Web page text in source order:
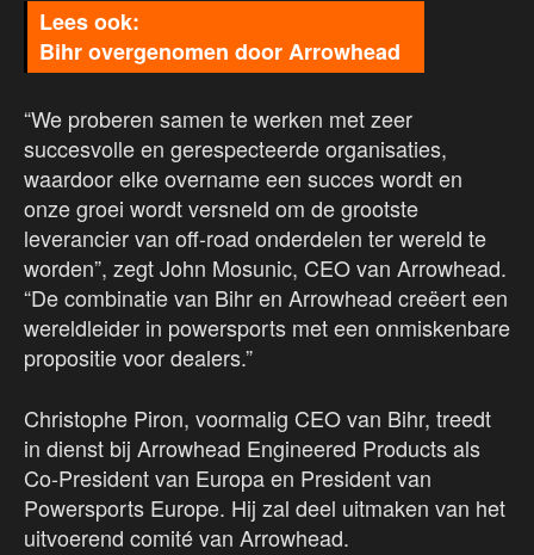
Bihr overgenomen door Arrowhead
“We proberen samen te werken met zeer
succesvolle en gerespecteerde organisaties,
waardoor elke overname een succes wordt en
onze groei wordt versneld om de grootste
leverancier van off-road onderdelen ter wereld te
worden”, zegt John Mosunic, CEO van Arrowhead.
“De combinatie van Bihr en Arrowhead creëert een
wereldleider in powersports met een onmiskenbare
propositie voor dealers.”
Christophe Piron, voormalig CEO van Bihr, treedt
in dienst bij Arrowhead Engineered Products als
Co-President van Europa en President van
Powersports Europe. Hij zal deel uitmaken van het
uitvoerend comité van Arrowhead.